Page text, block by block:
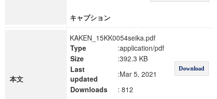
キャプション
本文
KAKEN_15KK0054seika.pdf
Type
:application/pdf
Download
Size
:392.3 KB
Last
updated
:Mar 5, 2021
Downloads
: 812